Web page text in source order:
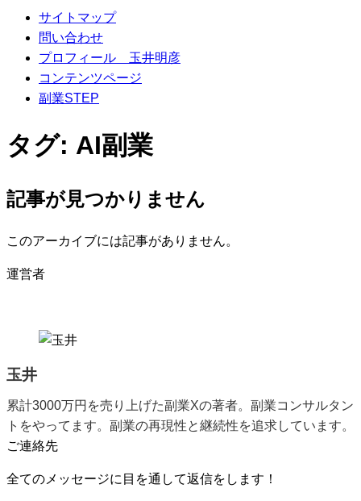
サイトマップ
問い合わせ
プロフィール 玉井明彦
コンテンツページ
副業STEP
タグ: AI副業
記事が見つかりません
このアーカイブには記事がありません。
運営者
玉井
累計3000万円を売り上げた副業Xの著者。副業コンサルタン
トをやってます。副業の再現性と継続性を追求しています。
ご連絡先
全てのメッセージに目を通して返信をします！